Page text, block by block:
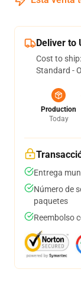
Deliver to
Cost to ship:
Standard -
Production
Today
Entrega
Número de
paquetes
Reembolso